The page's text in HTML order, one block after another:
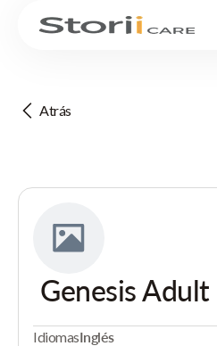
Atrás
Genesis
IdiomasInglés